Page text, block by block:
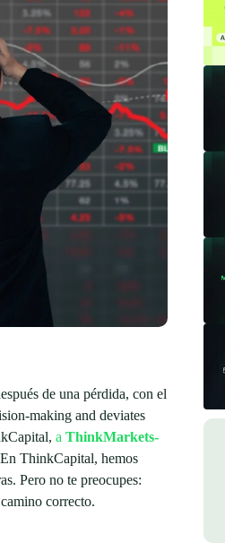
de una pérdida, con el
making and deviates
a ThinkMarkets-
ThinkCapital, hemos
Pero no te preocupes:
correcto.